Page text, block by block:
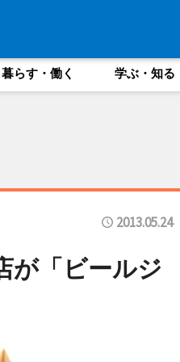
暮らす・働く 学ぶ・知る
2013.05.24
が「ビールジ